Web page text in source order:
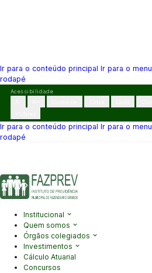
Ir para o conteúdo principal Ir para o menu
rodapé
Pular
conteúdo
Acessibilidade
Ir para o conteúdo principal Ir para o menu
rodapé
Institucional
Quem somos
Órgãos colegiados
Investimentos
Cálculo Atuarial
Concursos